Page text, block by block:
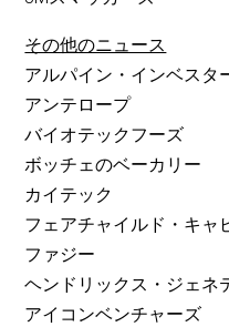
その他のニュース
アルパイン・インベスタ
アンテロープ
バイオテックフーズ
ボッチェのベーカリー
カイテック
フェアチャイルド・キャ
ファジー
ヘンドリックス・ジェネ
アイコンベンチャーズ